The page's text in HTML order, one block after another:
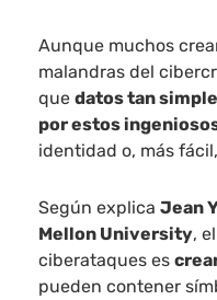
Aunque muchos
malandras del
quedatos tan
por estos
identidad o, más
Según explicaJean
Mellon University,
ciberataques es
pueden contener